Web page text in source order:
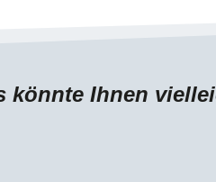
könnte Ihnen